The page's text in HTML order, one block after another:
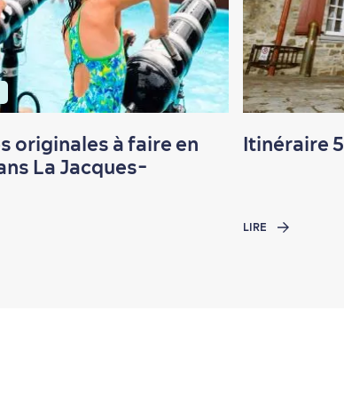
originales à faire en
La Jacques-
Itinéraire
LIRE